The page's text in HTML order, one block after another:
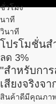
ชั่วโมง
นาที
วินาที
โปรโมชั่นส
ลด 3%
"สำหรับกา
เสียงจริงจ
สินค้าดีมีคุณภา